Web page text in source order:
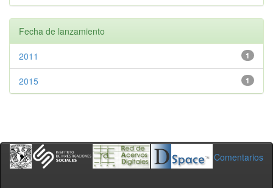
Fecha de lanzamiento
1
2011
1
2015
Comentarios